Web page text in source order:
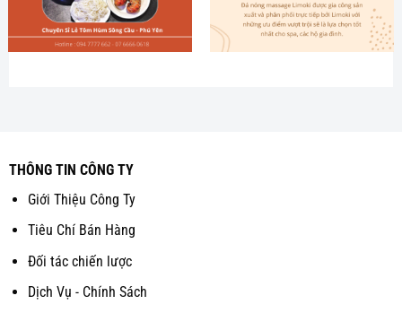
THÔNG TIN CÔNG TY
Giới Thiệu Công Ty
Tiêu Chí Bán Hàng
Đối tác chiến lược
Dịch Vụ - Chính Sách